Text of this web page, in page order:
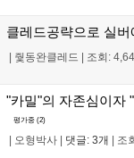
클레드공략으로 실
줯동완클레드 조회:
"카밀"의 자존심이자
평가중 (2)
| 오형박사 | 댓글: 3개 | 조